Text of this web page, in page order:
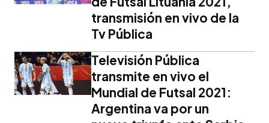
transmisión en vivo de la
Tv Pública
Televisión Pública
transmite en vivo el
Mundial de Futsal 2021:
Argentina va por un